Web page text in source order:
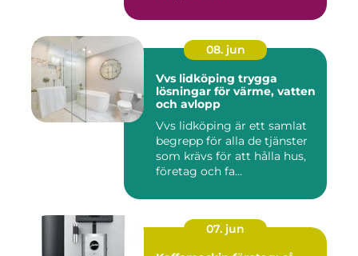
08. jun
Vvs lidköping trygga
lösningar för värme, vatten
och avlopp
Vvs lidköping är ett samlat
begrepp för alla de tjänster
som krävs för att hålla hus,
företag och fa...
07. jun